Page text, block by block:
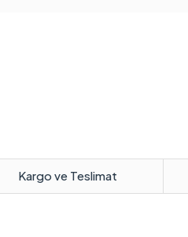
Kargo ve Teslimat